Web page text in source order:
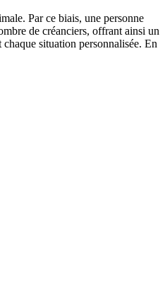
Par ce biais, une personne
de créanciers, offrant ainsi un
situation personnalisée. En